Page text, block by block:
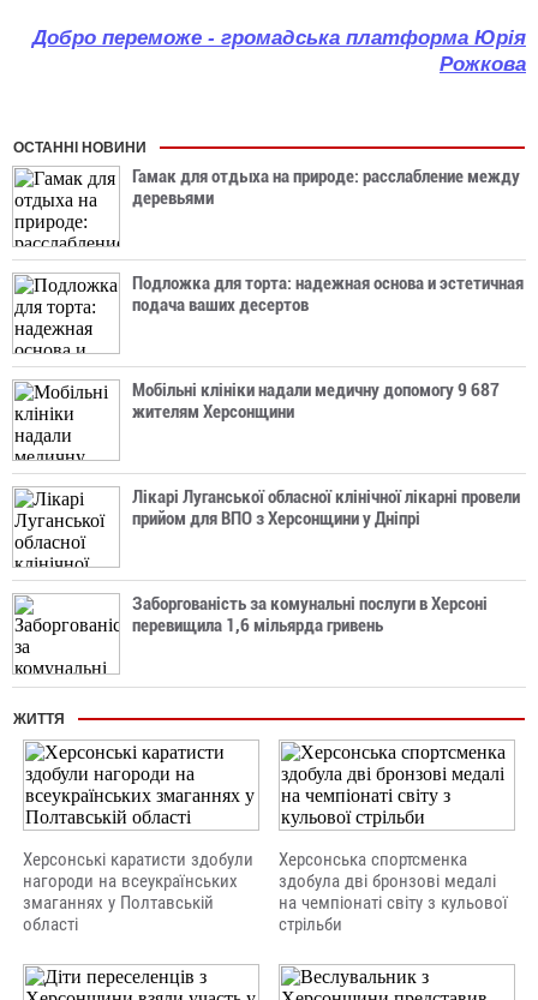
Добро переможе - громадська платформа Юрія
Рожкова
ОСТАННІ НОВИНИ
Гамак для отдыха на природе: расслабление между
деревьями
Подложка для торта: надежная основа и эстетичная
подача ваших десертов
Мобільні клініки надали медичну допомогу 9 687
жителям Херсонщини
Лікарі Луганської обласної клінічної лікарні провели
прийом для ВПО з Херсонщини у Дніпрі
Заборгованість за комунальні послуги в Херсоні
перевищила 1,6 мільярда гривень
ЖИТТЯ
Херсонські каратисти здобули
нагороди на всеукраїнських
змаганнях у Полтавській
області
Херсонська спортсменка
здобула дві бронзові медалі
на чемпіонаті світу з кульової
стрільби